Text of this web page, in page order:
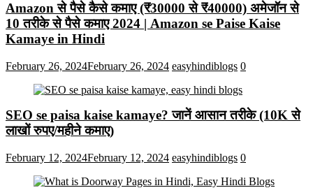
Amazon से पैसे कैसे कमाए (₹30000 से ₹40000) अमेजॉन से
10 तरीके से पैसे कमाए 2024 | Amazon se Paise Kaise
Kamaye in Hindi
February 26, 2024February 26, 2024 easyhindiblogs 0
SEO se paisa kaise kamaye? जानें आसान तरीके (10K से
लाखों रुपए/महीने कमाए)
February 12, 2024February 12, 2024 easyhindiblogs 0